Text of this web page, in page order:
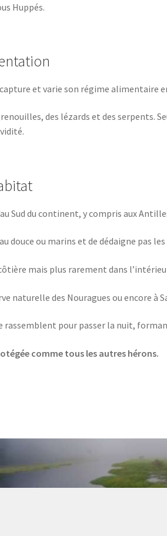
Huppés.
et varie son régime alimentaire
des lézards et des serpents.
Sud du continent, y compris aux
douce ou marins et de dédaigne pas
mais plus rarement dans
naturelle des Nouragues ou encore à
rassemblent pour passer la nuit,
comme tous les autres hérons.